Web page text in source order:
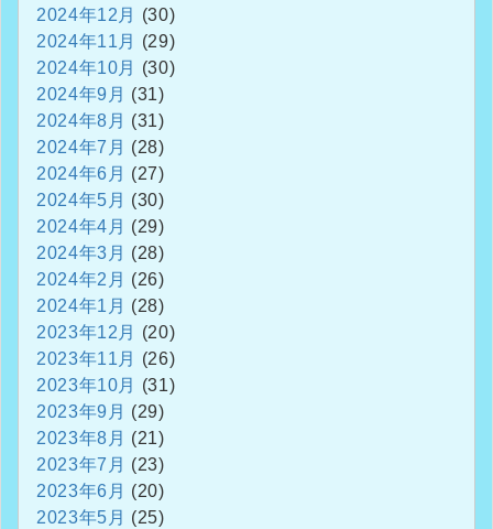
2024年12月
(30)
2024年11月
(29)
2024年10月
(30)
2024年9月 (31)
2024年8月 (31)
2024年7月 (28)
2024年6月 (27)
2024年5月 (30)
2024年4月 (29)
2024年3月 (28)
2024年2月 (26)
2024年1月 (28)
2023年12月
(20)
2023年11月
(26)
2023年10月
(31)
2023年9月 (29)
2023年8月 (21)
2023年7月 (23)
2023年6月 (20)
2023年5月 (25)